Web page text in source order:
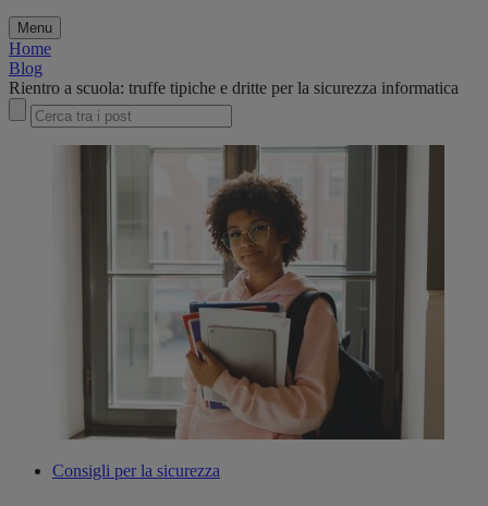
Menu
Home
Blog
Rientro a scuola: truffe tipiche e dritte per la sicurezza informatica
Consigli per la sicurezza